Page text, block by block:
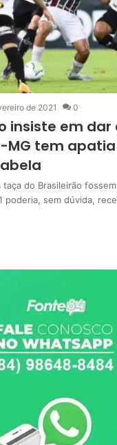
de 2021 0
insiste em dar
MG tem
do Brasileirão
poderia, sem dúvida,